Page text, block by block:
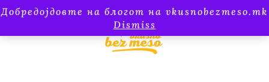
Добредојдовте на блогот на vkusnobezmeso.mk
Dismiss